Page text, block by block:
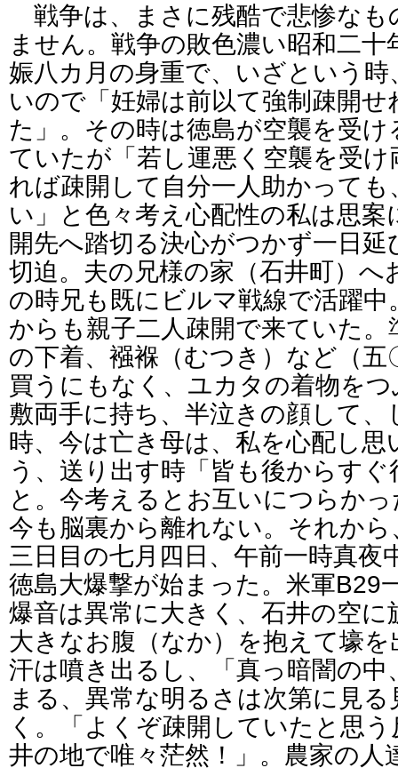
戦争は、まさに残酷で悲惨なも
ません。戦争の敗色濃い昭和二
娠八カ月の身重で、いざという
いので「妊婦は前以て強制疎開
た」。その時は徳島が空襲を受
ていたが「若し運悪く空襲を受
れば疎開して自分一人助かって
い」と色々考え心配性の私は思
開先へ踏切る決心がつかず一日
切迫。夫の兄様の家（石井町）へ
の時兄も既にビルマ戦線で活躍
からも親子二人疎開で来ていた
の下着、襁褓（むつき）など（
買うにもなく、ユカタの着物を
敷両手に持ち、半泣きの顔して
時、今は亡き母は、私を心配し
う、送り出す時「皆も後からす
と。今考えるとお互いにつらか
今も脳裏から離れない。それか
三日目の七月四日、午前一時真夜
徳島大爆撃が始まった。米軍B29
爆音は異常に大きく、石井の空
大きなお腹（なか）を抱えて壕
汗は噴き出るし、「真っ暗闇の中
まる、異常な明るさは次第に見
く。「よくぞ疎開していたと思
井の地で唯々茫然！」。農家の人